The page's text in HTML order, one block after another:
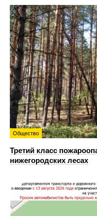
Общество
Третий класс
нижегородских лесах